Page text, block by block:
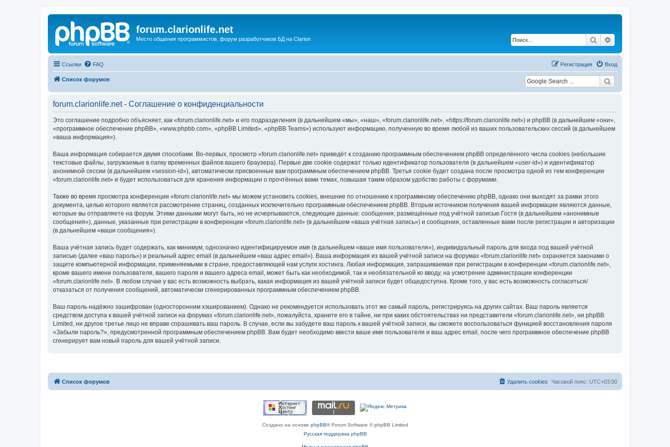
forum.clarionlife.net
Место общения программистов, форум разработчиков БД на Clarion Поиск
Ссылки FAQ Вход
Регистрация
Список форумов
forum.clarionlife.net - Соглашение о конфиденциальности
Это соглашение подробно объясняет, как «forum.clarionlife.net» и его подразделения (в дальнейшем «мы», «наш», «forum.clarionlife.net», «https://forum.clarionlife.net») и phpBB (в дальнейшем «они»,
«программное обеспечение phpBB», «www.phpbb.com», «phpBB Limited», «phpBB Teams») используют информацию, полученную во время любой из ваших пользовательских сессий (в дальнейшем
«ваша информация»).
Ваша информация собирается двумя способами. Во-первых, просмотр «forum.clarionlife.net» приведёт к созданию программным обеспечением phpBB определённого числа cookies (небольшие
текстовые файлы, загружаемые в папку временных файлов вашего браузера). Первые две cookie содержат только идентификатор пользователя (в дальнейшем «user-id») и идентификатор
анонимной сессии (в дальнейшем «session-id»), автоматически присвоенные вам программным обеспечением phpBB. Третья cookie будет создана после просмотра одной из тем конференции
«forum.clarionlife.net» и будет использоваться для хранения информации о прочтённых вами темах, повышая таким образом удобство работы с форумами.
Также во время просмотра конференции «forum.clarionlife.net» мы можем установить cookies, внешние по отношению к программному обеспечению phpBB, однако они выходят за рамки этого
документа, целью которого является рассмотрение страниц, созданных исключительно программным обеспечением phpBB. Вторым источником получения вашей информации являются данные,
которые вы отправляете на форум. Этими данными могут быть, но не исчерпываются, следующие данные: сообщения, размещённые под учётной записью Гостя (в дальнейшем «анонимные
сообщения»), данные, указанные при регистрации в конференции «forum.clarionlife.net» (в дальнейшем «ваша учётная запись») и сообщения, оставленные вами после регистрации и авторизации
(в дальнейшем «ваши сообщения»).
Ваша учётная запись будет содержать, как минимум, однозначно идентифицируемое имя (в дальнейшем «ваше имя пользователя»), индивидуальный пароль для входа под вашей учётной
записью (далее «ваш пароль») и реальный адрес email (в дальнейшем «ваш адрес email»). Ваша информация из вашей учётной записи на форумах «forum.clarionlife.net» охраняется законами о
защите компьютерной информации, применяемыми в стране, предоставляющей нам услуги хостинга. Любая информация, запрашиваемая при регистрации в конференции «forum.clarionlife.net»,
кроме вашего имени пользователя, вашего пароля и вашего адреса email, может быть как необходимой, так и необязательной ко вводу, на усмотрение администрации конференции
«forum.clarionlife.net». В любом случае у вас есть возможность выбрать, какая информация из вашей учётной записи будет общедоступна. Кроме того, у вас есть возможность согласиться/
отказаться от получения сообщений, автоматически сгенерированных программным обеспечением phpBB.
Ваш пароль надёжно зашифрован (односторонним хэшированием). Однако не рекомендуется использовать этот же самый пароль, регистрируясь на других сайтах. Ваш пароль является
средством доступа к вашей учётной записи на форумах «forum.clarionlife.net», пожалуйста, храните его в тайне, ни при каких обстоятельствах ни представители «forum.clarionlife.net», ни phpBB
Limited, ни другое третье лицо не вправе спрашивать ваш пароль. В случае, если вы забудете ваш пароль к вашей учётной записи, вы сможете воспользоваться функцией восстановления пароля
«Забыли пароль?», предусмотренной программным обеспечением phpBB. Вам будет необходимо ввести ваше имя пользователя и ваш адрес email, после чего программное обеспечение phpBB
сгенерирует вам новый пароль для вашей учётной записи.
Список форумов Часовой пояс: UTC+03:00
Удалить cookies
Создано на основе phpBB® Forum Software © phpBB Limited
Русская поддержка phpBB